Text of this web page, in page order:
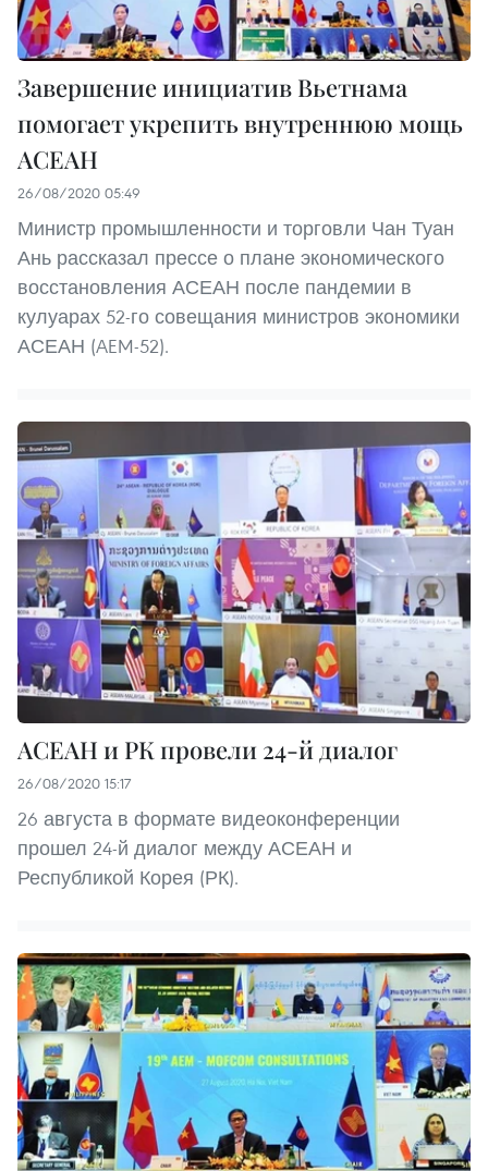
Завершение инициатив Вьетнама
помогает укрепить внутреннюю мощь
АСЕАН
26/08/2020 05:49
Министр промышленности и торговли Чан Туан
Ань рассказал прессе о плане экономического
восстановления АСЕАН после пандемии в
кулуарах 52-го совещания министров экономики
АСЕАН (AEM-52).
АСЕАН и РК провели 24-й диалог
26/08/2020 15:17
26 августа в формате видеоконференции
прошел 24-й диалог между АСЕАН и
Республикой Корея (РК).